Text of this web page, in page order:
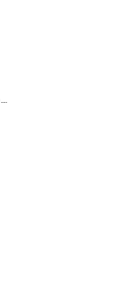
Nixon SENTRY LUXE รุ่น NXA12633168-00 นาฬิกาข้อมือผู้ชาย สายหนัง สีน้ำเงิน/ดำ หน้าปัด 42 มม. SENTRY LUXE BLUE ACET